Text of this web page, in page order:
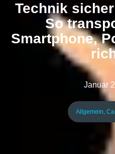
Technik
So
Smartphone,
Januar
Allgemein,